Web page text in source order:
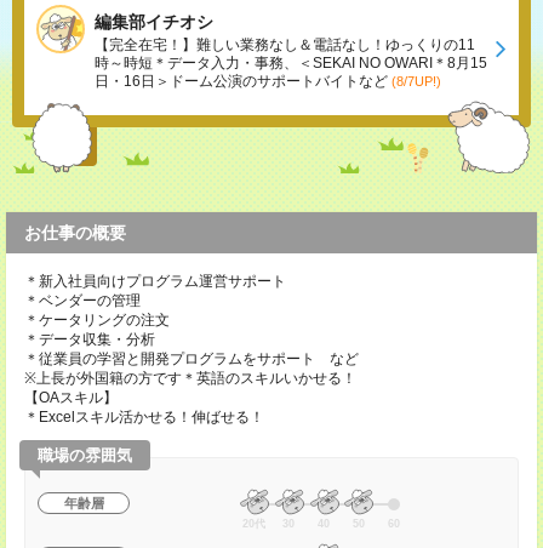
編集部イチオシ
【完全在宅！】難しい業務なし＆電話なし！ゆっくりの11
時～時短＊データ入力・事務、＜SEKAI NO OWARI＊8月15
日・16日＞ドーム公演のサポートバイトなど (8/7UP!)
お仕事の概要
＊新入社員向けプログラム運営サポート
＊ベンダーの管理
＊ケータリングの注文
＊データ収集・分析
＊従業員の学習と開発プログラムをサポート など
※上長が外国籍の方です＊英語のスキルいかせる！
【OAスキル】
＊Excelスキル活かせる！伸ばせる！
職場の雰囲気
年齢層
20代 30 40 50 60